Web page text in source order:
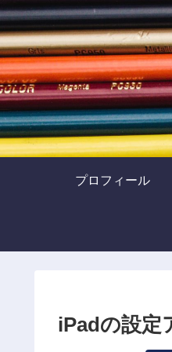
プロフィール
iPadの設